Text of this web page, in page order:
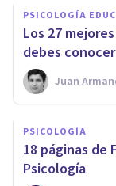
PSICOLOGÍA
Los 27
debes conocer
Juan
PSICOLOGÍA
​18 páginas de
Psicología
Los 7